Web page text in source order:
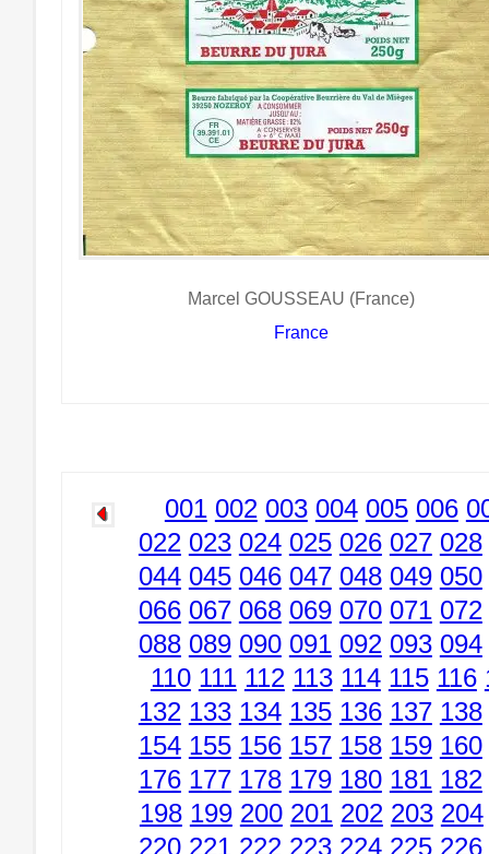
Marcel GOUSSEAU (France)
France
001 002 003 004 005 006
022 023 024 025 026 027 028
044 045 046 047 048 049 050
066 067 068 069 070 071 072
088 089 090 091 092 093 094
110 111 112 113 114 115 116
132 133 134 135 136 137 138
154 155 156 157 158 159 160
176 177 178 179 180 181 182
198 199 200 201 202 203 204
220 221 222 223 224 225 226